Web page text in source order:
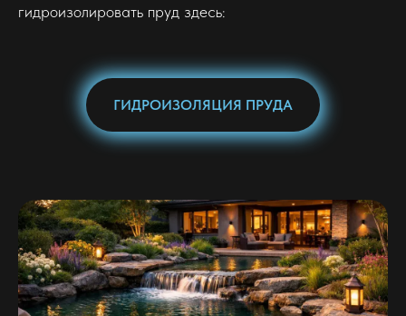
гидроизолировать пруд здесь:
ГИДРОИЗОЛЯЦИЯ ПРУДА